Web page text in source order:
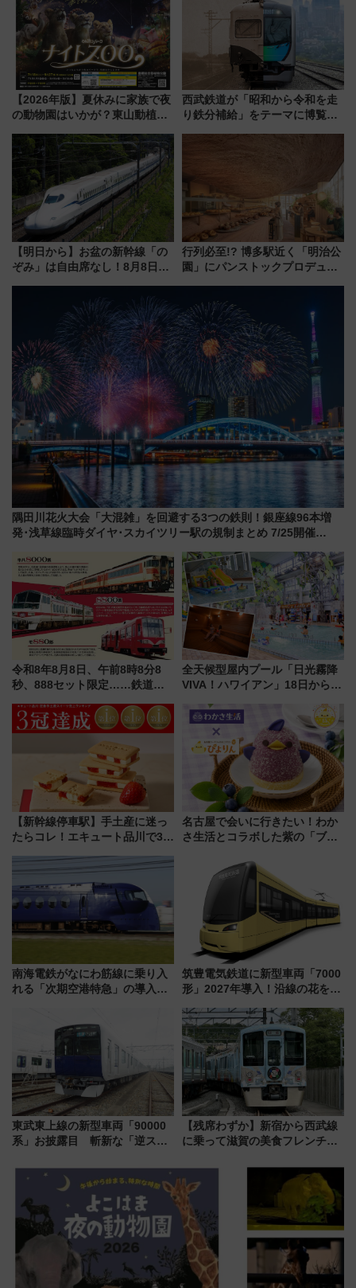
時刻や特急券の買い方を紹介
【2026年版】夏休みに家族で夜
の動物園はいかが？東山動植物
ZOO」開催情報
西武鉄道が「昭和から令和を走
り鉄分補給」をテーマに博覧会
を解説
【明日から】お盆の新幹線「の
ぞみ」は自由席なし！8月8日午
せば空きが見つかることも 混
雑避ける「空席」探しのコツ
行列必至!? 博多駅近く「明治公
園」にパンストックプロデュー
も！
隅田川花火大会「大混雑」を回避する3つの鉄則！銀座線96本増
発･浅草線臨時ダイヤ･スカイツリー駅の規制まとめ 7/25開催
令和8年8月8日、午前8時8分8
秒、888セット限定……鉄道各
たち
全天候型屋内プール「日光霧降
VIVA！ハワイアン」18日から営
ァミリーから大人まで幅広い世
代が一日中楽しる夏のリゾート
を楽しんで
【新幹線停車駅】手土産に迷っ
たらコレ！エキュート品川で3年
産スイーツとは？
名古屋で会いに行きたい！わか
さ生活とコラボした紫の「ブル
南海電鉄がなにわ筋線に乗り入
れる「次期空港特急」の導入を
筑豊電気鉄道に新型車両「7000
形」2027年導入！沿線の花をイ
内は落ち着いたゆとりある空間
に
東武東上線の新型車両「90000
系」お披露目 斬新な「逆スラ
放的な車内空間に注目、デビュ
【残席わずか】新宿から西武線
に乗って滋賀の美食フレンチを
「52席の至福」で味わう近江牛
や伝統文化の特別コラボ